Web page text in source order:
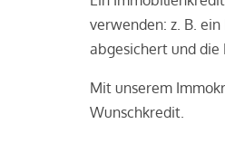
verwenden: z. B.
abgesichert und die
Mit unserem
Wunschkredit.